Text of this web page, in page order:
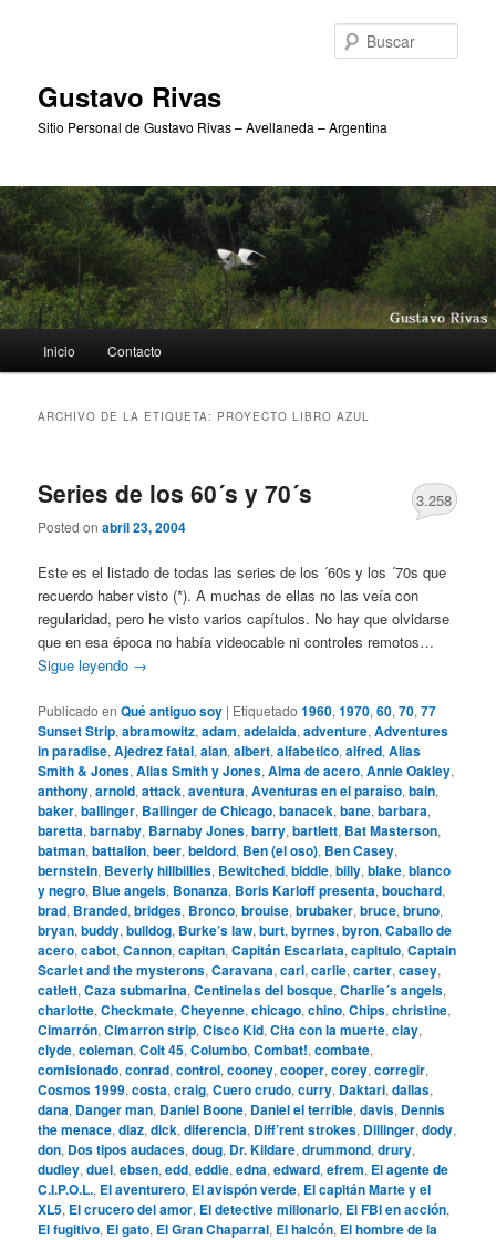
Gustavo Rivas
Sitio Personal de Gustavo Rivas – Avellaneda – Argentina
principal
Inicio Contacto
ARCHIVO DE LA ETIQUETA: PROYECTO LIBRO AZUL
Series de los 60´s y 70´s
Posted onabril 23, 2004
3.258
Este es el listado de todas las series de los ´60s y los ´70s que
recuerdo haber visto (*). A muchas de ellas no las veía con
regularidad, pero he visto varios capítulos. No hay que olvidarse
que en esa época no había videocable ni controles remotos…
Sigue leyendo →
Publicado en Qué antiguo soy | Etiquetado 1960,1970,60,70,77
Sunset Strip,abramowitz,adam,adelaida,adventure,Adventures
in paradise,Ajedrez fatal,alan,albert,alfabetico,alfred,Alias
Smith & Jones,Alias Smith y Jones,Alma de acero,Annie Oakley,
anthony,arnold,attack,aventura,Aventuras en el paraíso,bain,
baker,ballinger, Ballinger de Chicago,banacek,bane,barbara,
baretta,barnaby, Barnaby Jones,barry,bartlett, Bat Masterson,
batman,battalion,beer,beldord, Ben (el oso), Ben Casey,
bernstein, Beverly hillbillies, Bewitched,biddle,billy,blake,blanco
y negro, Blue angels, Bonanza, Boris Karloff presenta,bouchard,
brad, Branded,bridges, Bronco,brouise,brubaker,bruce,bruno,
bryan,buddy,bulldog, Burke’s law,burt,byrnes,byron,Caballo de
acero,cabot,Cannon,capitan,Capitán Escarlata,capitulo,Captain
Scarlet and the mysterons,Caravana,carl,carlie,carter,casey,
catlett,Caza submarina,Centinelas del bosque,Charlie´s angels,
charlotte,Checkmate,Cheyenne,chicago,chino,Chips,christine,
Cimarrón,Cimarron strip,Cisco Kid,Cita con la muerte,clay,
clyde,coleman,Colt 45,Columbo,Combat!,combate,
comisionado,conrad,control,cooney,cooper,corey,corregir,
Cosmos 1999,costa,craig,Cuero crudo,curry, Daktari,dallas,
dana, Danger man, Daniel Boone, Daniel el terrible,davis, Dennis
the menace,diaz,dick,diferencia, Diff’rent strokes, Dillinger,dody,
don, Dos tipos audaces,doug, Dr. Kildare,drummond,drury,
dudley,duel,ebsen,edd,eddie,edna,edward,efrem, El agente de
C.I.P.O.L., El aventurero, El avispón verde, El capitán Marte y el
XL5, El crucero del amor, El detective millonario, El FBI en acción,
El fugitivo, El gato, El Gran Chaparral, El halcón, El hombre de la